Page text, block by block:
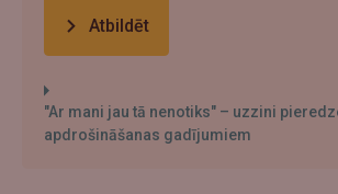
Atbildēt
"Ar mani jau tā nenotiks" – uzzini
apdrošināšanas gadījumiem